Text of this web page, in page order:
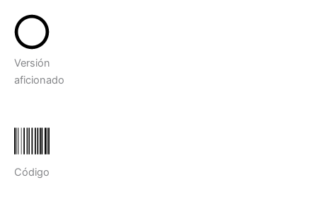
Versión
aficionado
Código